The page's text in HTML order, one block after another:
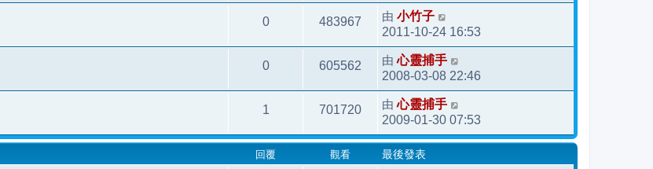
0 483967 由 小竹子
2011-10-24 16:53
0 605562 由心靈捕手
2008-03-08 22:46
1 701720 由心靈捕手
2009-01-30 07:53
回覆 觀看 最後發表